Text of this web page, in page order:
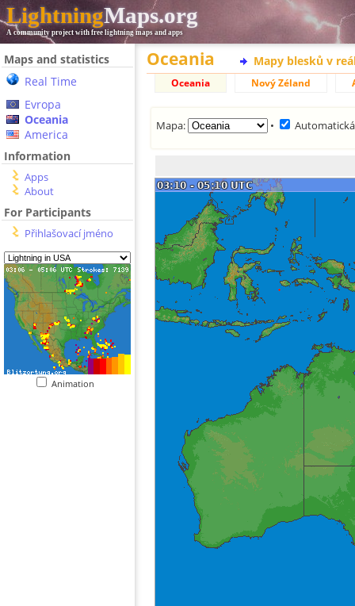
LightningMaps.org
A community project with free lightning maps and apps
Maps and statistics
Real Time
Evropa
Oceania
America
Information
Apps
About
For Participants
Přihlašovací jméno
Animation
Oceania Mapy blesků v
Oceania Nový Zéland
Mapa: •